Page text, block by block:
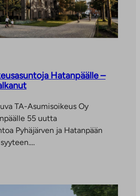
Hatanpäälle –
TA-Asumisoikeus Oy
55 uutta
Pyhäjärven ja Hatanpään